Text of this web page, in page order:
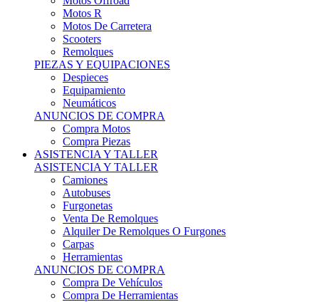
Motos R
Motos De Carretera
Scooters
Remolques
PIEZAS Y EQUIPACIONES
Despieces
Equipamiento
Neumáticos
ANUNCIOS DE COMPRA
Compra Motos
Compra Piezas
ASISTENCIA Y TALLER
ASISTENCIA Y TALLER
Camiones
Autobuses
Furgonetas
Venta De Remolques
Alquiler De Remolques O Furgones
Carpas
Herramientas
ANUNCIOS DE COMPRA
Compra De Vehículos
Compra De Herramientas